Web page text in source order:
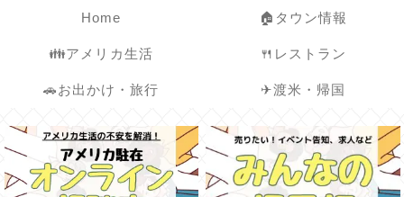
Home 🏠タウン情報
👪アメリカ生活 🍴レストラン
🚗お出かけ・旅行 ✈渡米・帰国